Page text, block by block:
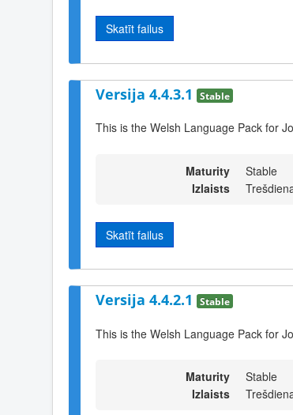
Skatīt failus
Versija 4.4.3.1 Stable
This is the Welsh Language Pack for
Maturity
Stable
Izlaists
Skatīt failus
Versija 4.4.2.1 Stable
This is the Welsh Language Pack for
Maturity
Stable
Izlaists